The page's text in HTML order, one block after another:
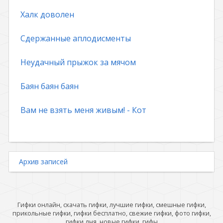
Халк доволен
Сдержанные аплодисменты
Неудачный прыжок за мячом
Баян баян баян
Вам не взять меня живым! - Кот
Архив записей
Гифки онлайн, скачать гифки, лучшие гифки, смешные гифки,
прикольные гифки, гифки бесплатно, свежие гифки, фото гифки,